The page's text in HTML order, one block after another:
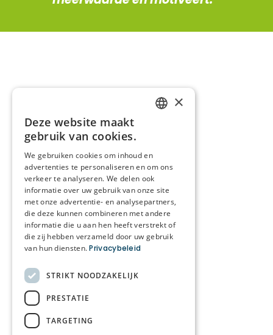
×
Deze website maakt
gebruik van cookies.
We gebruiken cookies om inhoud en
advertenties te personaliseren en om ons
verkeer te analyseren. We delen ook
informatie over uw gebruik van onze site
met onze advertentie- en analysepartners,
die deze kunnen combineren met andere
informatie die u aan hen heeft verstrekt of
die zij hebben verzameld door uw gebruik
van hun diensten. Privacybeleid
STRIKT NOODZAKELIJK
PRESTATIE
TARGETING